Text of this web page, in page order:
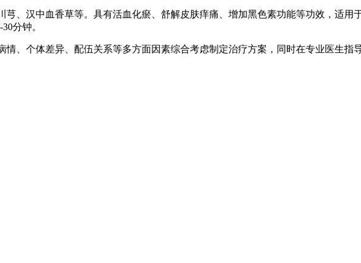
、汉中血香草等。具有活血化瘀、舒解皮肤痒痛、增加黑色素功能等功效，适用
分钟。
、个体差异、配伍关系等多方面因素综合考虑制定治疗方案，同时在专业医生指